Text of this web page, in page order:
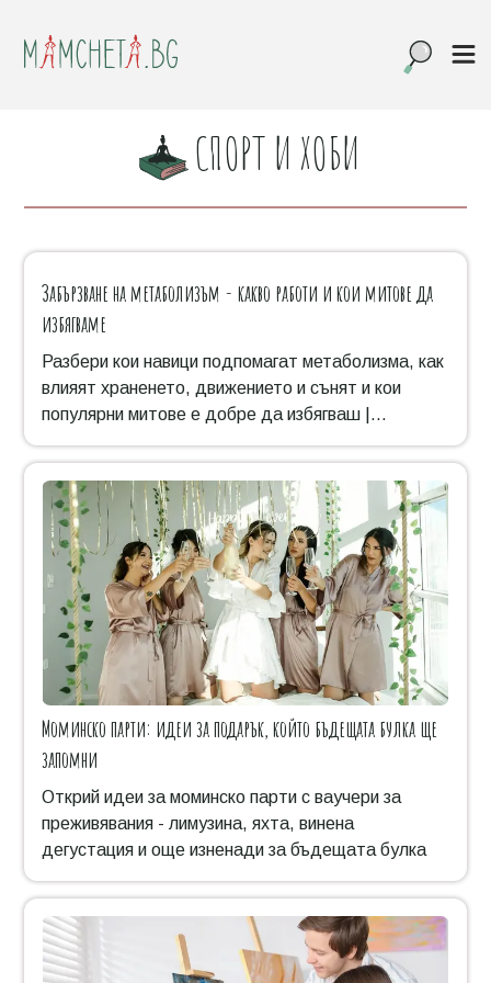
СПОРТ И ХОБИ
Забързване на метаболизъм - какво работи и кои митове да
избягваме
Разбери кои навици подпомагат метаболизма, как
влияят храненето, движението и сънят и кои
популярни митове е добре да избягваш |
Моминско парти: идеи за подарък, който бъдещата булка ще
запомни
Открий идеи за моминско парти с ваучери за
преживявания - лимузина, яхта, винена
дегустация и още изненади за бъдещата булка